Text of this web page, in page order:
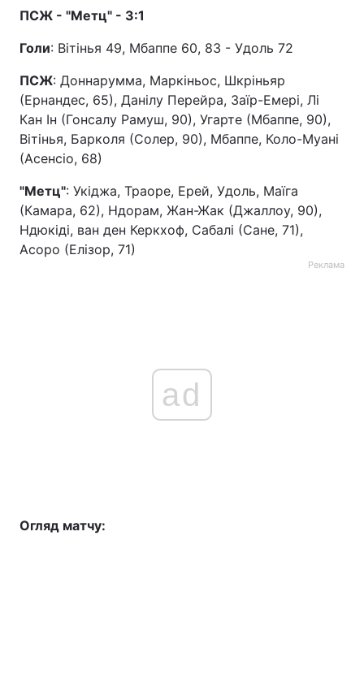
ПСЖ - "Метц" - 3:1
Голи: Вітінья 49, Мбаппе 60, 83 - Удоль 72
ПСЖ: Доннарумма, Маркіньос, Шкріньяр
(Ернандес, 65), Данілу Перейра, Заїр-Емері, Лі
Кан Ін (Гонсалу Рамуш, 90), Угарте (Мбаппе, 90),
Вітінья, Барколя (Солер, 90), Мбаппе, Коло-Муані
(Асенсіо, 68)
"Метц": Укіджа, Траоре, Ерей, Удоль, Маїга
(Камара, 62), Ндорам, Жан-Жак (Джаллоу, 90),
Ндюкіді, ван ден Керкхоф, Сабалі (Сане, 71),
Асоро (Елізор, 71)
Реклама
ad
Огляд матчу: